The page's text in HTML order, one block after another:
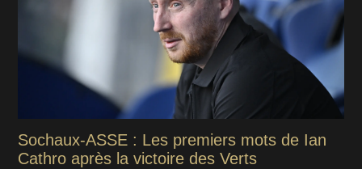
Sochaux-ASSE : Les premiers mots de Ian
Cathro après la victoire des Verts